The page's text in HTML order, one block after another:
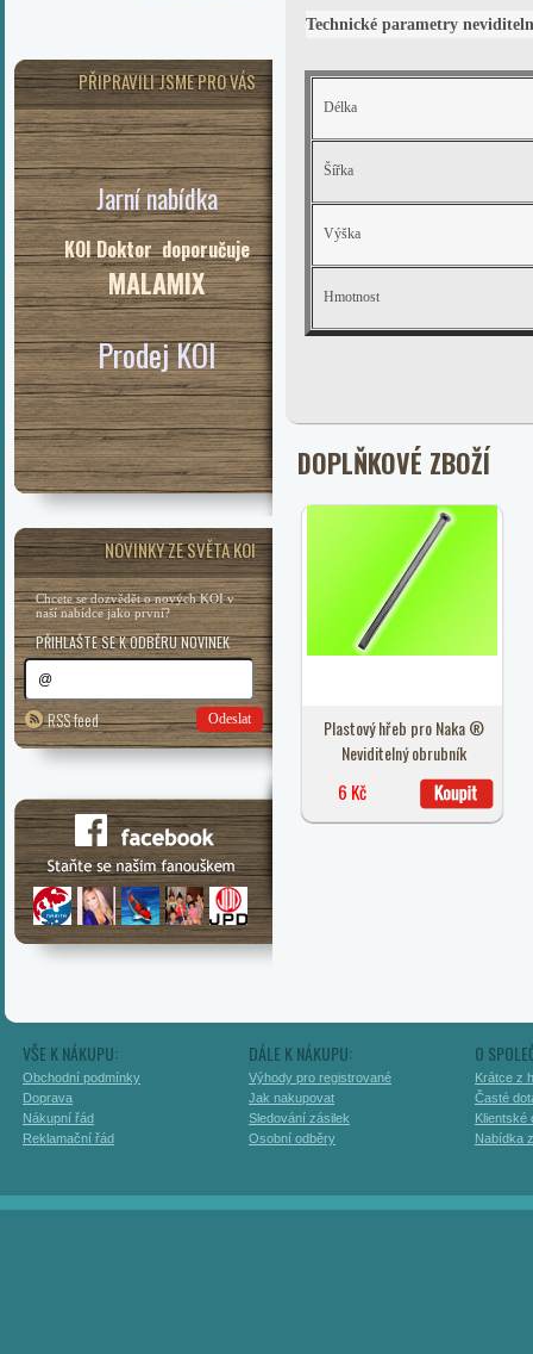
PŘIPRAVILI JSME PRO VÁS
Jarní nabídka
KOI Doktor doporučuje
MALAMIX
Prodej KOI
NOVINKY ZE SVĚTA KOI
Chcete se dozvědět o nových KOI v
naší nabídce jako první?
PŘIHLAŠTE SE K ODBĚRU NOVINEK
RSS feed Odeslat
Technické parametry
Délka
Šířka
Výška
Hmotnost
DOPLŇKOVÉ ZBOŽÍ
Plastový hřeb pro Naka ®
Neviditelný obrubník
6 Kč
VŠE K NÁKUPU:
Obchodní podmínky
Doprava
Nákupní řád
Reklamační řád
DÁLE K NÁKUPU:
Výhody pro registrované
Jak nakupovat
Sledování zásilek
Osobní odběry
O
Krátce z
Časté
Klientské
Nabídka